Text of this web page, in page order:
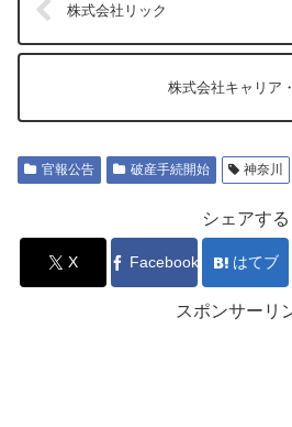
株式会社リック
株式会社キャリア
官報公告 破産手続開始 神奈川
シェアする
X Facebook はてブ
スポンサーリ